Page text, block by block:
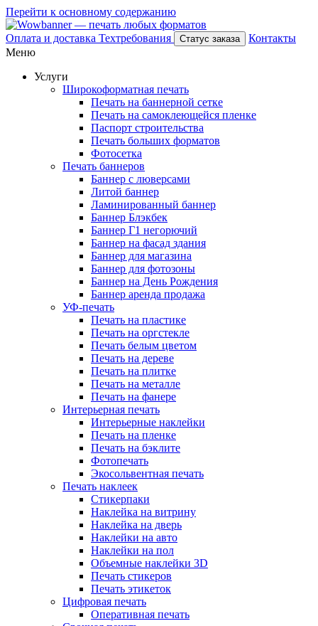
Перейти к основному содержанию
Оплата и доставка Техтребования Статус заказа
Контакты
Меню
Услуги
Широкоформатная печать
Печать на баннерной сетке
Печать на самоклеющейся пленке
Паспорт строительства
Печать больших форматов
Фотосетка
Печать баннеров
Баннер с люверсами
Литой баннер
Ламинированный баннер
Баннер Блэкбек
Баннер Г1 негорючий
Баннер на фасад здания
Баннер для магазина
Баннер для фотозоны
Баннер на День Рождения
Баннер аренда продажа
УФ-печать
Печать на пластике
Печать на оргстекле
Печать белым цветом
Печать на дереве
Печать на плитке
Печать на металле
Печать на фанере
Интерьерная печать
Интерьерные наклейки
Печать на пленке
Печать на бэклите
Фотопечать
Экосольвентная печать
Печать наклеек
Стикерпаки
Наклейка на витрину
Наклейка на дверь
Наклейки на авто
Наклейки на пол
Объемные наклейки 3D
Печать стикеров
Печать этикеток
Цифровая печать
Оперативная печать